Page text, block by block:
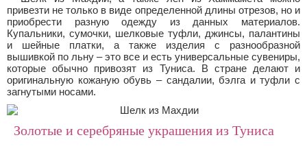
привезти не только в виде определенной длины отрезов, но и
приобрести разную одежду из данных материалов.
Купальники, сумочки, шелковые туфли, джинсы, палантины
и шейные платки, а также изделия с разнообразной
вышивкой по льну – это все и есть универсальные сувениры,
которые обычно привозят из Туниса. В стране делают и
оригинальную кожаную обувь – сандалии, бэлга и туфли с
загнутыми носами.
Золотые и серебряные украшения из Туниса